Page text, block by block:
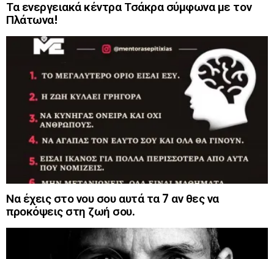
Τα ενεργειακά κέντρα Τσάκρα σύμφωνα με τον
Πλάτωνα!
Να έχεις στο νου σου αυτά τα 7 αν θες να
προκόψεις στη ζωή σου.